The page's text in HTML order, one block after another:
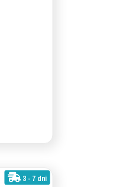
3 - 7 dni